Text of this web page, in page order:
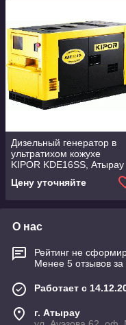
Дизельный генератор в
ультратихом кожухе
KIPOR KDE16SS, Атырау
Цену уточняйте
О нас
Рейтинг не
Менее 5 отзывов за
Работает с
г. Атырау